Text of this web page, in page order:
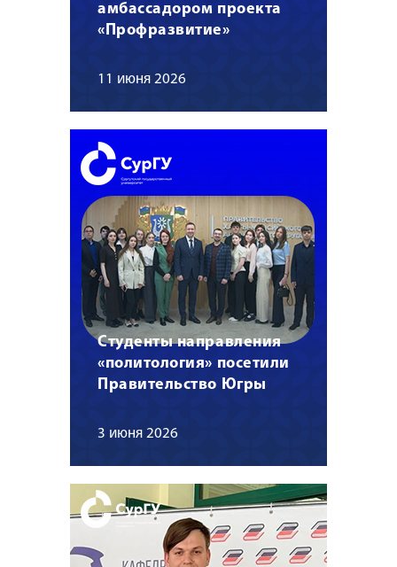
амбассадором проекта
«Профразвитие»
11 июня 2026
Студенты направления
«политология» посетили
Правительство Югры
3 июня 2026